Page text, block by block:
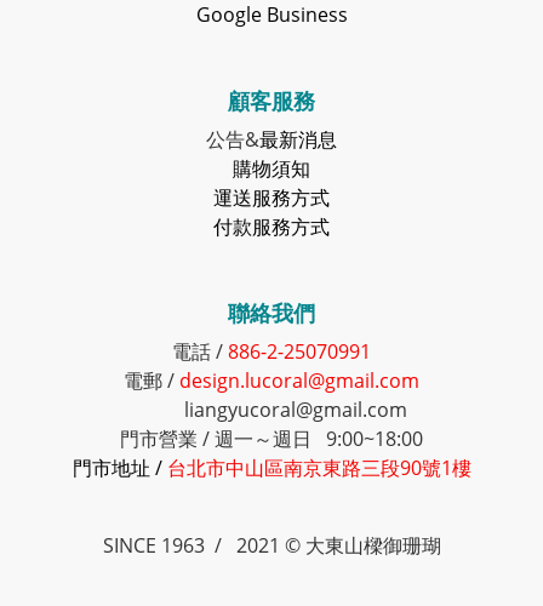
Google Business
顧客服務
公告&最新消息
購物須知
運送服務方式
付款服務方式
聯絡我們
電話 /886-2-25070991
電郵 / design.lucoral@gmail.com
liangyucoral@gmail.com
門市營業 / 週一～週日 9:00~18:00
門市地址 / 台北市中山區南京東路三段90號1樓
SINCE 1963 / 2021 © 大東山樑御珊瑚